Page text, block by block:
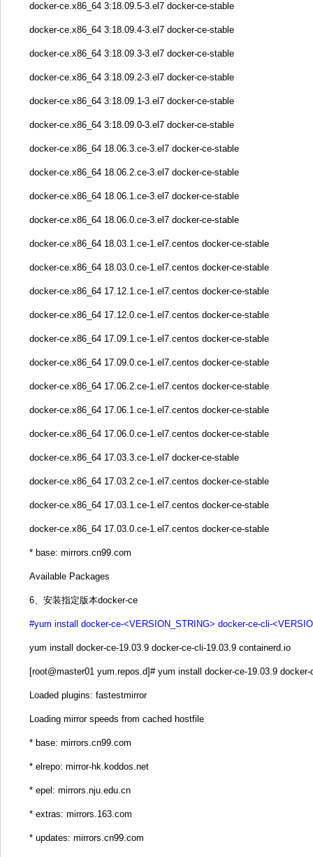
docker-ce.x86_64 3:18.09.5-3.el7 docker-ce-stable
docker-ce.x86_64 3:18.09.4-3.el7 docker-ce-stable
docker-ce.x86_64 3:18.09.3-3.el7 docker-ce-stable
docker-ce.x86_64 3:18.09.2-3.el7 docker-ce-stable
docker-ce.x86_64 3:18.09.1-3.el7 docker-ce-stable
docker-ce.x86_64 3:18.09.0-3.el7 docker-ce-stable
docker-ce.x86_64 18.06.3.ce-3.el7 docker-ce-stable
docker-ce.x86_64 18.06.2.ce-3.el7 docker-ce-stable
docker-ce.x86_64 18.06.1.ce-3.el7 docker-ce-stable
docker-ce.x86_64 18.06.0.ce-3.el7 docker-ce-stable
docker-ce.x86_64 18.03.1.ce-1.el7.centos docker-ce-stable
docker-ce.x86_64 18.03.0.ce-1.el7.centos docker-ce-stable
docker-ce.x86_64 17.12.1.ce-1.el7.centos docker-ce-stable
docker-ce.x86_64 17.12.0.ce-1.el7.centos docker-ce-stable
docker-ce.x86_64 17.09.1.ce-1.el7.centos docker-ce-stable
docker-ce.x86_64 17.09.0.ce-1.el7.centos docker-ce-stable
docker-ce.x86_64 17.06.2.ce-1.el7.centos docker-ce-stable
docker-ce.x86_64 17.06.1.ce-1.el7.centos docker-ce-stable
docker-ce.x86_64 17.06.0.ce-1.el7.centos docker-ce-stable
docker-ce.x86_64 17.03.3.ce-1.el7 docker-ce-stable
docker-ce.x86_64 17.03.2.ce-1.el7.centos docker-ce-stable
docker-ce.x86_64 17.03.1.ce-1.el7.centos docker-ce-stable
docker-ce.x86_64 17.03.0.ce-1.el7.centos docker-ce-stable
* base: mirrors.cn99.com
Available Packages
6、安装指定版本docker-ce
#yum install docker-ce-<VERSION_STRING> docker-ce-cli-
yum install docker-ce-19.03.9 docker-ce-cli-19.03.9 containerd.io
[root@master01 yum.repos.d]# yum install docker-ce-19.03.9
Loaded plugins: fastestmirror
Loading mirror speeds from cached hostfile
* base: mirrors.cn99.com
* elrepo: mirror-hk.koddos.net
* epel: mirrors.nju.edu.cn
* extras: mirrors.163.com
* updates: mirrors.cn99.com